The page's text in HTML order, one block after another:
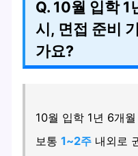
Q. 10월 입학 1
시, 면접 준비
가요?
10월 입학 1년 6개
보통1~2주 내외로